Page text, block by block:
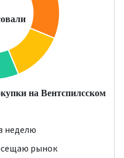
на Вентспилсском
неделю
рынок